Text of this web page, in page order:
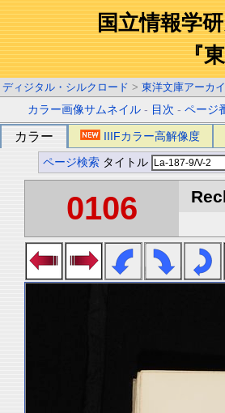
国立情報学
『
ディジタル・シルクロード > 東洋文庫アーカ
カラー画像サムネイル - 目次 -ページ
カラー IIIFカラー高解像度
ページ検索 タイトル
0106